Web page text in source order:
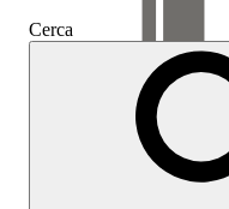
Mostra sommario
Sommario
Cerca